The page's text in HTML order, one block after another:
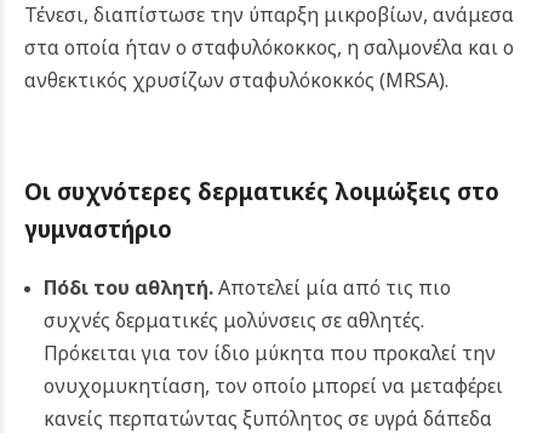
Τένεσι, διαπίστωσε την ύπαρξη μικροβίων, ανάμεσα
στα οποία ήταν ο σταφυλόκοκκος, η σαλμονέλα και ο
ανθεκτικός χρυσίζων σταφυλόκοκκός (MRSA).
Οι συχνότερες δερματικές λοιμώξεις στο
γυμναστήριο
Πόδι του αθλητή.Αποτελεί μία από τις πιο
συχνές δερματικές μολύνσεις σε αθλητές.
Πρόκειται για τον ίδιο μύκητα που προκαλεί την
ονυχομυκητίαση, τον οποίο μπορεί να μεταφέρει
κανείς περπατώντας ξυπόλητος σε υγρά δάπεδα